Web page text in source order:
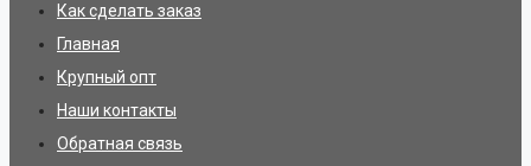
Как сделать заказ
Главная
Крупный опт
Наши контакты
Обратная связь